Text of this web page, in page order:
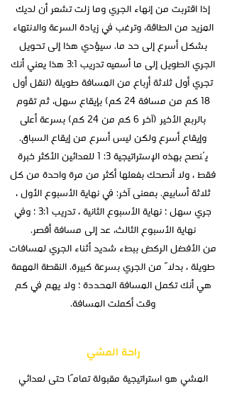
إذا اقتربت من إنهاء الجري وما زلت تشعر أن لديك
المزيد من الطاقة، وترغب في زيادة السرعة والانتهاء
بشكل أسرع إلى حد ما. سيؤدي هذا إلى تحويل
الجري الطويل إلى ما أسميه تدريب 3:1 هذا يعني أنك
تجري أول ثلاثة أرباع من المسافة طويلة (لنقل أول
18 كم من مسافة 24 كم) بإيقاع سهل، ثم تقوم
بالربع الأخير (آخر 6 كم من 24 كم) بسرعة أعلى
وإيقاع أسرع ولكن ليس أسرع من إيقاع السباق.
يُنصح بهذه الإستراتيجية 3: 1 للعدائين الأكثر خبرة
فقط ، ولا أنصحك بفعلها أكثر من مرة واحدة من كل
ثلاثة أسابيع. بمعنى آخر: في نهاية الأسبوع الأول ،
جري سهل ؛ نهاية الأسبوع الثانية ، تدريب 3:1 ؛ وفي
نهاية الأسبوع الثالث، عد إلى مسافة أقصر.
من الأفضل الركض ببطء شديد أثناء الجري لمسافات
طويلة ، بدلاً من الجري بسرعة كبيرة. النقطة المهمة
هي أنك تكمل المسافة المحددة ؛ ولا يهم في كم
وقت أكملت المسافة.
راحة المشي
المشي هو استراتيجية مقبولة تمامًا حتى لعدائي